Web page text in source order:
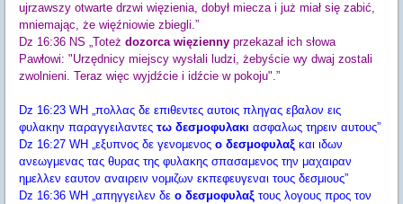
ujrzawszy otwarte drzwi więzienia, dobył miecza i już miał się zabić,
mniemając, że więźniowie zbiegli.”
Dz 16:36 NS „Toteż dozorca więzienny przekazał ich słowa
Pawłowi: "Urzędnicy miejscy wysłali ludzi, żebyście wy dwaj zostali
zwolnieni. Teraz więc wyjdźcie i idźcie w pokoju".”
Dz 16:23 WH „πολλας δε επιθεντες αυτοις πληγας εβαλον εις
φυλακην παραγγειλαντες τω δεσμοφυλακι ασφαλως τηρειν αυτους”
Dz 16:27 WH „εξυπνος δε γενομενος ο δεσμοφυλαξ και ιδων
ανεωγμενας τας θυρας της φυλακης σπασαμενος την μαχαιραν
ημελλεν εαυτον αναιρειν νομιζων εκπεφευγεναι τους δεσμιους”
Dz 16:36 WH „απηγγειλεν δε ο δεσμοφυλαξ τους λογους προς τον